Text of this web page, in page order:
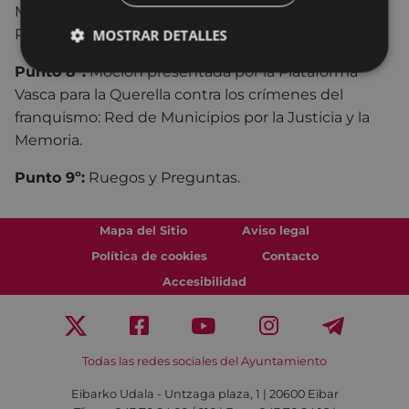
Municipal Eibarko EAJ-PNV sobre promoción de la
Plaza del Mercado.
Punto 8º:Moción presentada por la Plataforma
Vasca para la Querella contra los crímenes del
franquismo: Red de Municipios por la Justicia y la
Memoria.
Punto 9º: Ruegos y Preguntas.
Mapa del Sitio
Aviso legal
Política de cookies
Contacto
Accesibilidad
Todas las redes sociales del Ayuntamiento
Eibarko Udala - Untzaga plaza, 1 | 20600 Eibar
MOSTRAR DETALLES